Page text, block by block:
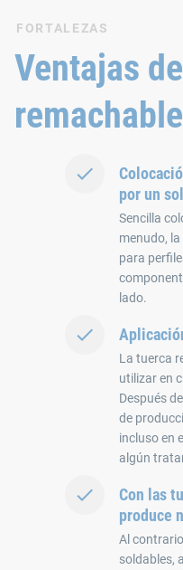
FORTALEZAS
Ventajas
por un
Sencilla
menudo,
para
lado.
La tuerca
utilizar en
Después
de
incluso en
algún
Con las
produce
Al
soldables,